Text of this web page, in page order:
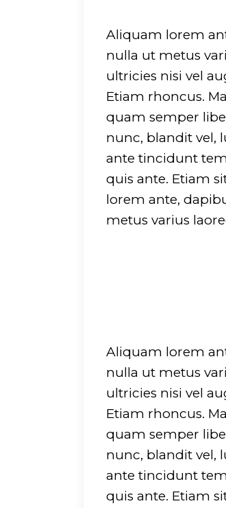
Aliquam lorem
nulla ut metus
ultricies nisi vel
Etiam rhoncus.
quam semper
nunc, blandit vel,
ante tincidunt
quis ante. Etiam
lorem ante,
metus varius
Aliquam lorem
nulla ut metus
ultricies nisi vel
Etiam rhoncus.
quam semper
nunc, blandit vel,
ante tincidunt
quis ante. Etiam